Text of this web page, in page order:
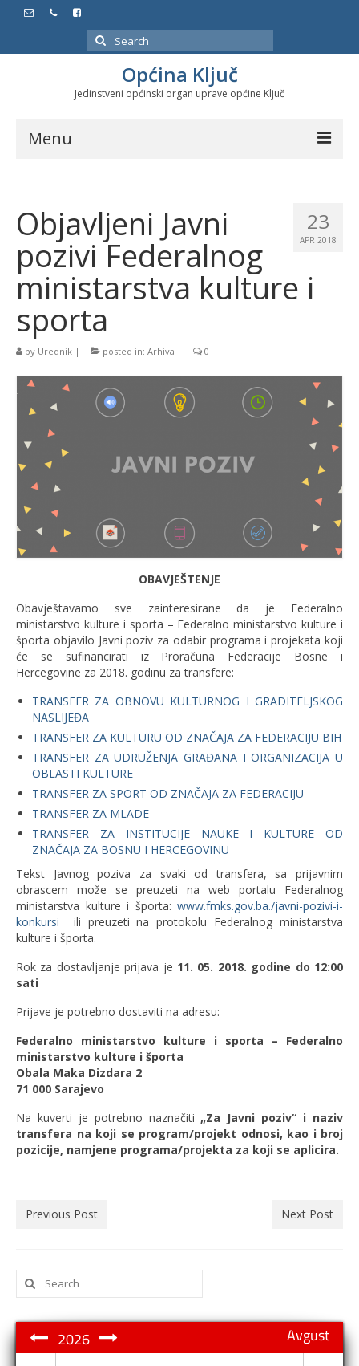
Search
for:
Općina Ključ
Jedinstveni općinski organ uprave općine Ključ
Menu
Službeni glasnici
Javne nabavke
Značajni datumi i manifestacije
Program energetske efikasnosti u stambenom
sektoru
23
APR 2018
Objavljeni Javni
pozivi Federalnog
ministarstva kulture i
sporta
by Urednik | posted in: Arhiva | 0
OBAVJEŠTENJE
Obavještavamo sve zainteresirane da je Federalno
ministarstvo kulture i sporta – Federalno ministarstvo kulture i
športa objavilo Javni poziv za odabir programa i projekata koji
će se sufinancirati iz Proračuna Federacije Bosne i
Hercegovine za 2018. godinu za transfere:
TRANSFER ZA OBNOVU KULTURNOG I GRADITELJSKOG
NASLIJEĐA
TRANSFER ZA KULTURU OD ZNAČAJA ZA FEDERACIJU BIH
TRANSFER ZA UDRUŽENJA GRAĐANA I ORGANIZACIJA U
OBLASTI KULTURE
TRANSFER ZA SPORT OD ZNAČAJA ZA FEDERACIJU
TRANSFER ZA MLADE
TRANSFER ZA INSTITUCIJE NAUKE I KULTURE OD
ZNAČAJA ZA BOSNU I HERCEGOVINU
Tekst Javnog poziva za svaki od transfera, sa prijavnim
obrascem može se preuzeti na web portalu Federalnog
ministarstva kulture i športa: www.fmks.gov.ba./javni-pozivi-i-
konkursi ili preuzeti na protokolu Federalnog ministarstva
kulture i športa.
Rok za dostavljanje prijava je 11. 05. 2018. godine do 12:00
sati
Prijave je potrebno dostaviti na adresu:
Federalno ministarstvo kulture i sporta – Federalno
ministarstvo kulture i športa
Obala Maka Dizdara 2
71 000 Sarajevo
Na kuverti je potrebno naznačiti „Za Javni poziv“ i naziv
transfera na koji se program/projekt odnosi, kao i broj
pozicije, namjene programa/projekta za koji se aplicira.
Previous Post Next Post
Search
for:
Avgust
2026